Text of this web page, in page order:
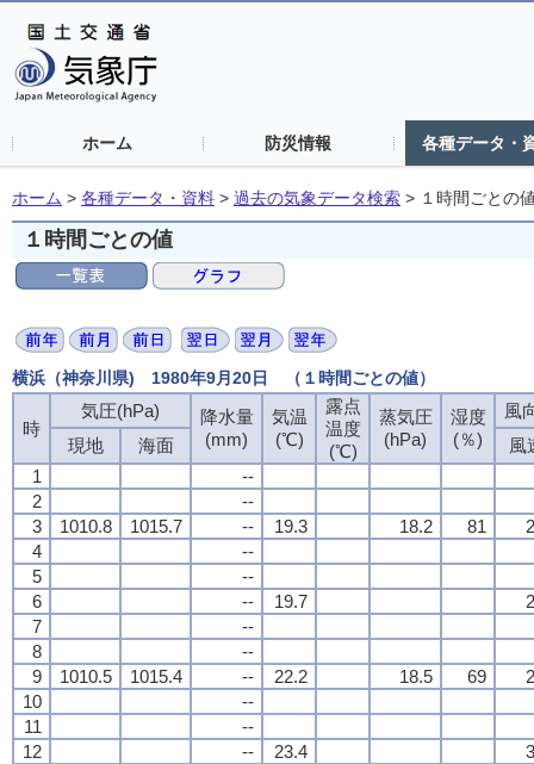
ホーム 防災情報 各種データ・
ホーム > 各種データ・資料 > 過去の気象データ検索 > １時間ごとの
１時間ごとの値
横浜（神奈川県) 1980年9月20日 （１時間ごとの値）
時
気圧(hPa)
降水量
(mm)
気温
(℃)
露点
温度
(℃)
蒸気圧
(hPa)
湿度
(％)
風
現地
海面
風
1
--
2
--
3
1010.8 1015.7 -- 19.3 18.2 81
4
--
5
--
6
-- 19.7
7
--
8
--
9
1010.5 1015.4 -- 22.2 18.5 69
10
--
11
--
12
-- 23.4